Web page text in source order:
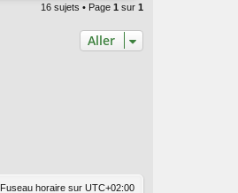
16 sujets • Page 1 sur 1
Aller
Fuseau horaire sur UTC+02:00